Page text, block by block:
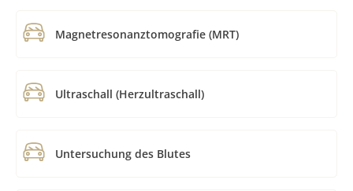
Magnetresonanztomografie (MRT)
Ultraschall (Herzultraschall)
Untersuchung des Blutes